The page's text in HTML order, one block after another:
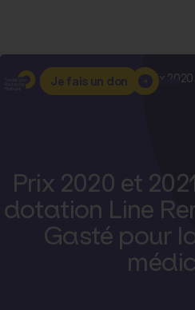
Je fais un don
Accueil –Nos actualités –Prix
Prix 2020 et
dotation Line
Gasté pour